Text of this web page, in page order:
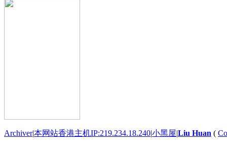
Archiver|本网站香港主机IP:219.234.18.240|小黑屋|Liu Huan (